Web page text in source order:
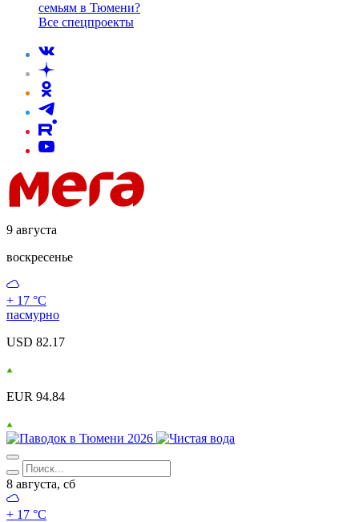
Все спецпроекты
9 августа
воскресенье
+ 17 °С
пасмурно
USD 82.17
EUR 94.84
8 августа, сб
+ 17 °С